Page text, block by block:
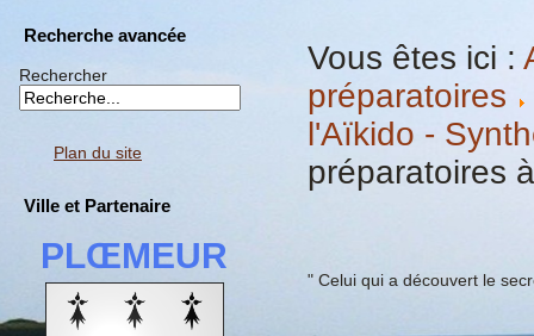
Recherche avancée
Rechercher
Plan du site
Ville et Partenaire
PLŒMEUR
Vous êtes ici :
préparatoires
l'Aïkido -
préparatoires
" Celui qui a découvert le